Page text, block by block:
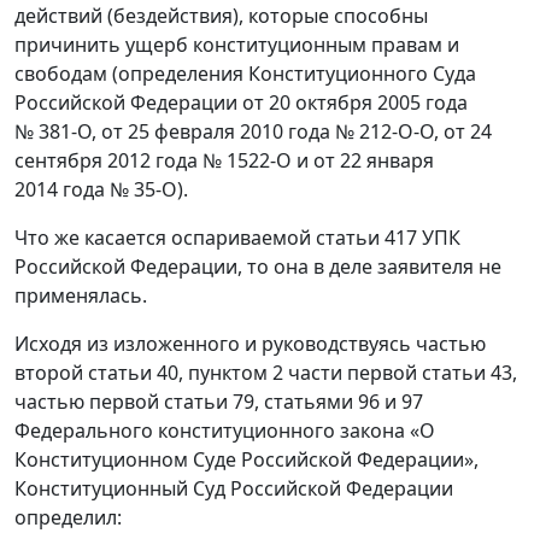
действий (бездействия), которые способны
причинить ущерб конституционным правам и
свободам (определения Конституционного Суда
Российской Федерации от 20 октября 2005 года
№ 381-О, от 25 февраля 2010 года № 212-О-О, от 24
сентября 2012 года № 1522-О и от 22 января
2014 года № 35-О).
Что же касается оспариваемой статьи 417 УПК
Российской Федерации, то она в деле заявителя не
применялась.
Исходя из изложенного и руководствуясь частью
второй статьи 40, пунктом 2 части первой статьи 43,
частью первой статьи 79, статьями 96 и 97
Федерального конституционного закона «О
Конституционном Суде Российской Федерации»,
Конституционный Суд Российской Федерации
определил: